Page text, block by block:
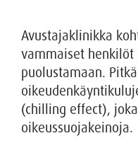
Avustajaklinikka
vammaiset
puolustamaan.
(chilling effect),
oikeussuojakeinoja.